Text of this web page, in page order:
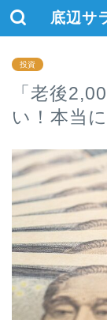
底辺サ
投資
「老後
い！本当